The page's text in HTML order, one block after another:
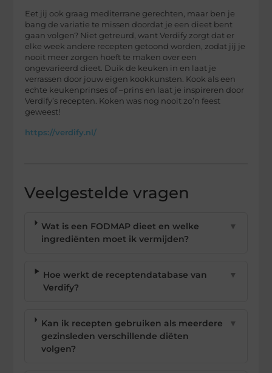
Eet jij ook graag mediterrane gerechten, maar ben je
bang de variatie te missen doordat je een dieet bent
gaan volgen? Niet getreurd, want Verdify zorgt dat er
elke week andere recepten getoond worden, zodat jij je
nooit meer zorgen hoeft te maken over een
ongevarieerd dieet. Duik de keuken in en laat je
verrassen door jouw eigen kookkunsten. Kook als een
echte keukenprinses of –prins en laat je inspireren door
Verdify’s recepten. Koken was nog nooit zo’n feest
geweest!
https://verdify.nl/
Veelgestelde vragen
Wat is een FODMAP dieet en welke
ingrediënten moet ik vermijden?
▼
Hoe werkt de receptendatabase van
Verdify?
▼
Kan ik recepten gebruiken als meerdere
gezinsleden verschillende diëten
volgen?
▼